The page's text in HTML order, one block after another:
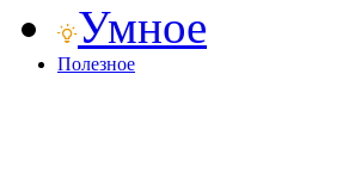
Умное
Полезное